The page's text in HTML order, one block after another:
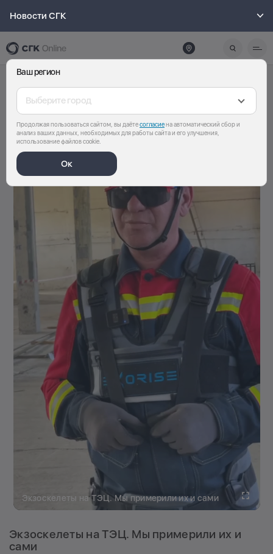
Новости СГК
Ваш регион
Выберите город
Продолжая пользоваться сайтом, вы даётесогласиена автоматический сбор и
анализ ваших данных, необходимых для работы сайта и его улучшения,
использование файлов cookie.
Ок
Экзоскелеты на ТЭЦ. Мы примерили их и сами
Fullscreen
Экзоскелеты на ТЭЦ. Мы примерили их и
сами